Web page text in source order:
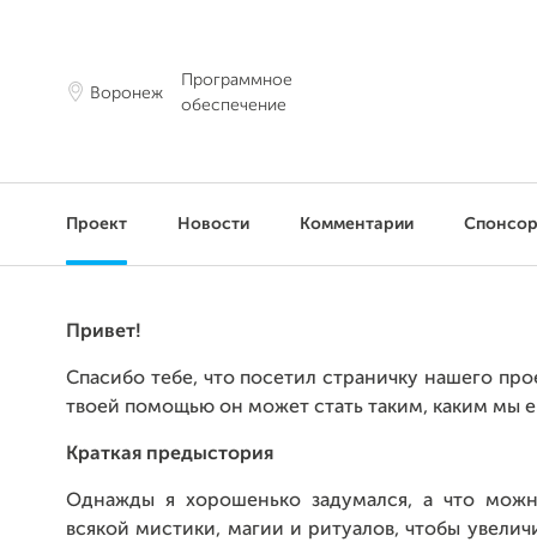
Воронеж
Программное
обеспечение
Проект Новости Комментарии
Привет!
Спасибо тебе, что посетил страничку нашего
твоей помощью он может стать таким, каким мы
Краткая предыстория
Однажды я хорошенько задумался, а что
всякой мистики, магии и ритуалов, чтобы